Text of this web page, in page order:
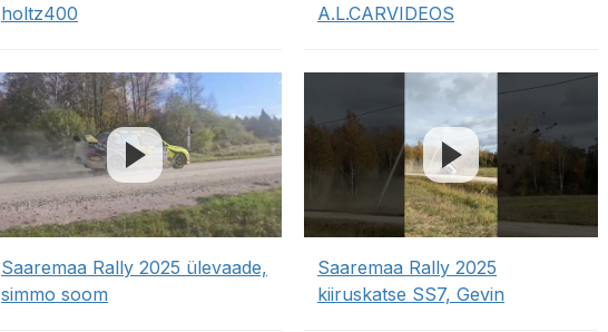
holtz400
A.L.CARVIDEOS
Saaremaa Rally 2025 ülevaade,
simmo soom
Saaremaa Rally 2025
kiiruskatse SS7, Gevin